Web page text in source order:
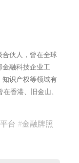
伙人，曾在全球
金融科技企业工
识产权等领域有
香港、旧金山、
台 #金融牌照